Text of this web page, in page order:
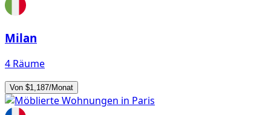
Milan
4 Räume
Von $1,187/Monat